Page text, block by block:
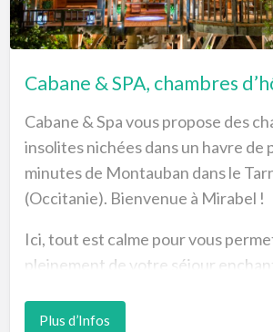
(160cm) dans le salon. Possibilité
indépendants grâce à leur
Cabane & Spa vous propose des
insolites nichées dans un havre de
minutes de Montauban dans le
(Occitanie). Bienvenue à Mirabel !
Ici, tout est calme pour vous
pleinement de votre séjour
choisir entre la Cabane du tilleul ou
Plus d’Infos